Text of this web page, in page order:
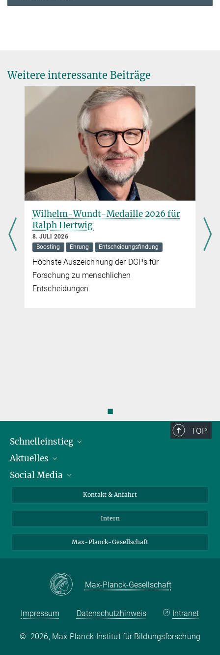
Weitere interessante Beiträge
Wilhelm-Wundt-Medaille 2026 für
Ralph Hertwig
8. JULI 2026
Boosting
Ehrung Entscheidungsfindung
Höchste Auszeichnung der DGPs für
Forschung zu menschlichen
Entscheidungen
◼
TOP
Schnelleinstieg
Personen
Pressebereich
Aktuelles
Stellenangebote
Social Media
LinkedIn
Kontakt & Anfahrt
Intern
Max-Planck-Gesellschaft
Max-Planck-Gesellschaft
Impressum Datenschutzhinweis Intranet
© 2026, Max-Planck-Institut für Bildungsforschung